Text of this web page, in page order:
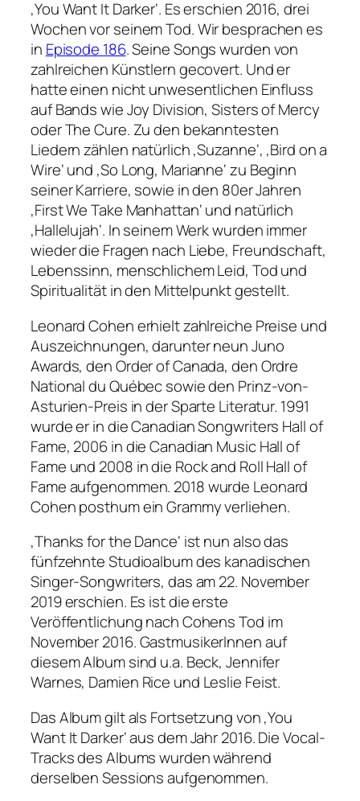
‚You Want It Darker‘. Es erschien 2016, drei
Wochen vor seinem Tod. Wir besprachen es
in Episode 186. Seine Songs wurden von
zahlreichen Künstlern gecovert. Und er
hatte einen nicht unwesentlichen Einfluss
auf Bands wie Joy Division, Sisters of Mercy
oder The Cure. Zu den bekanntesten
Liedern zählen natürlich ‚Suzanne‘, ‚Bird on a
Wire‘ und ‚So Long, Marianne‘ zu Beginn
seiner Karriere, sowie in den 80er Jahren
‚First We Take Manhattan‘ und natürlich
‚Hallelujah‘. In seinem Werk wurden immer
wieder die Fragen nach Liebe, Freundschaft,
Lebenssinn, menschlichem Leid, Tod und
Spiritualität in den Mittelpunkt gestellt.
Leonard Cohen erhielt zahlreiche Preise und
Auszeichnungen, darunter neun Juno
Awards, den Order of Canada, den Ordre
National du Québec sowie den Prinz-von-
Asturien-Preis in der Sparte Literatur. 1991
wurde er in die Canadian Songwriters Hall of
Fame, 2006 in die Canadian Music Hall of
Fame und 2008 in die Rock and Roll Hall of
Fame aufgenommen. 2018 wurde Leonard
Cohen posthum ein Grammy verliehen.
‚Thanks for the Dance‘ ist nun also das
fünfzehnte Studioalbum des kanadischen
Singer-Songwriters, das am 22. November
2019 erschien. Es ist die erste
Veröffentlichung nach Cohens Tod im
November 2016. GastmusikerInnen auf
diesem Album sind u.a. Beck, Jennifer
Warnes, Damien Rice und Leslie Feist.
Das Album gilt als Fortsetzung von ‚You
Want It Darker‘ aus dem Jahr 2016. Die Vocal-
Tracks des Albums wurden während
derselben Sessions aufgenommen.